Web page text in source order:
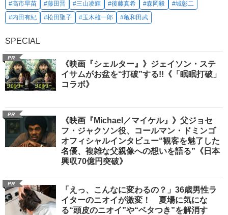
#高市早苗 #藤田晋 #三山凌輝 #後藤真希 #森岡毅
#城彰二
#内田有紀
#松田聖子 #玉木雄一郎 #亀和田武
SPECIAL
PR
《映画『シェルター』》ジェイソン・ステ
イサムがお盆を“打破”する!!《「眠眠打破」
コラボ》
PR
《映画『Michael／マイケル』》父ジョセ
フ・ジャクソン役、コールマン・ドミンゴ
オフィシャルインタビュー“観客を魅了した
名優、複雑な父親像への想いを語る”《日本
興収70億円突破》
PR
「えっ、こんなに変わるの？」36歳男性ラ
イターのニオイが激変！ 夏場に気にな
る“頭皮のニオイ”や“ベタつき”を解消す